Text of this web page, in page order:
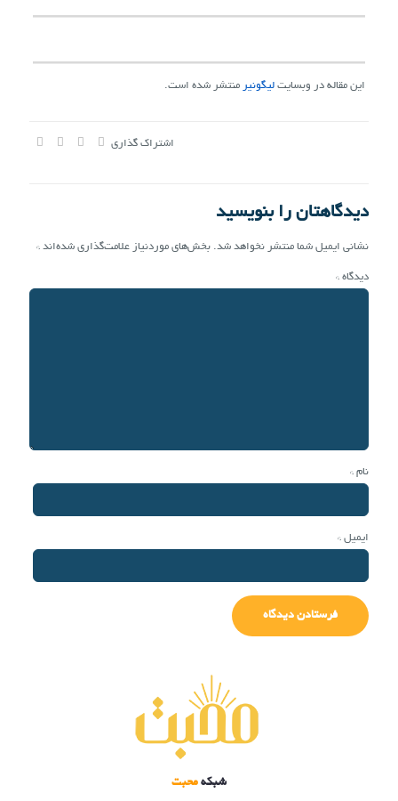
این مقاله در وبسایت لیگونیر منتشر شده است.
اشتراک گذاری
دیدگاهتان را بنویسید
نشانی ایمیل شما منتشر نخواهد شد. بخش‌های موردنیاز علامت‌گذاری شده‌اند *
دیدگاه *
نام *
ایمیل *
شبکه محبت